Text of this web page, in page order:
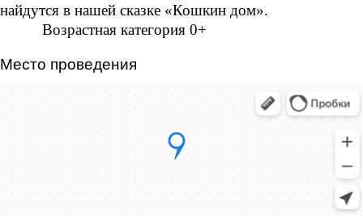
найдутся в нашей сказке «Кошкин дом».
Возрастная категория 0+
Место проведения